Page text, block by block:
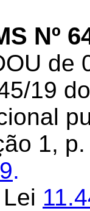
Nº
de
19
1,
.